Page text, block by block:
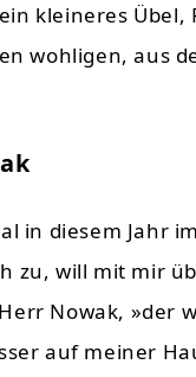
kleineres
wohligen, aus
in diesem Jahr
zu, will mit mir
Nowak, »der
auf meiner